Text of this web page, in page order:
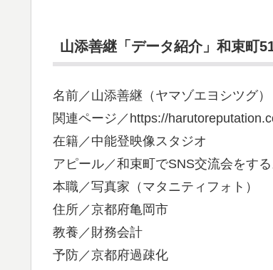
山添善継「データ紹介」和束町
名前／山添善継（ヤマゾエヨシツグ）
関連ページ／https://
在籍／中能登映像スタジオ
アピール／和束町でSNS交流会をす
本職／写真家（マタニティフォト）
住所／京都府亀岡市
教養／財務会計
予防／京都府過疎化